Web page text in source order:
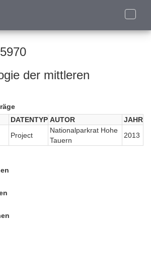
Toggle
der mittleren
DATENTYP AUTOR
JAHR
Project
Nationalparkrat Hohe
Tauern
2013